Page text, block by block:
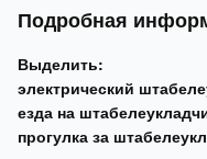
Подробная
Выделить:
электрический
езда на
прогулка за